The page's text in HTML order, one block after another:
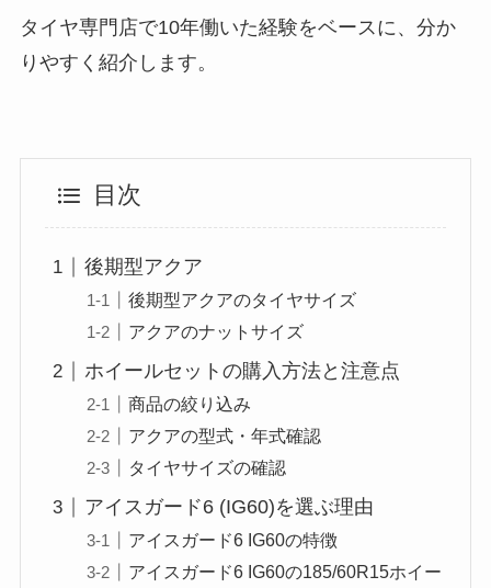
タイヤ専門店で10年働いた経験をベースに、分か
りやすく紹介します。
目次
後期型アクア
後期型アクアのタイヤサイズ
アクアのナットサイズ
ホイールセットの購入方法と注意点
商品の絞り込み
アクアの型式・年式確認
タイヤサイズの確認
アイスガード6 (IG60)を選ぶ理由
アイスガード6 IG60の特徴
アイスガード6 IG60の185/60R15ホイー